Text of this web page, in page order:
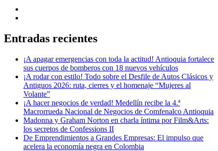
Entradas recientes
¡A apagar emergencias con toda la actitud! Antioquia fortalece
sus cuerpos de bomberos con 18 nuevos vehículos
¡A rodar con estilo! Todo sobre el Desfile de Autos Clásicos y
Antiguos 2026: ruta, cierres y el homenaje “Mujeres al
Volante”
¡A hacer negocios de verdad! Medellín recibe la 4.ª
Macrorrueda Nacional de Negocios de Comfenalco Antioquia
Madonna y Graham Norton en charla íntima por Film&Arts:
los secretos de Confessions II
De Emprendimientos a Grandes Empresas: El impulso que
acelera la economía negra en Colombia